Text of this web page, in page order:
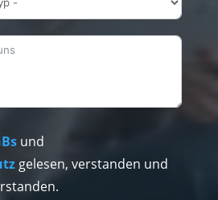
und
gelesen, verstanden und